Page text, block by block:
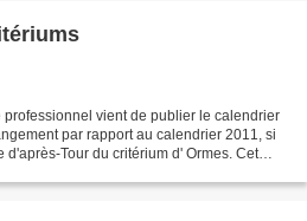
vient de publier le calendrier
par rapport au calendrier 2011, si
Tour du critérium d' Ormes. Cet